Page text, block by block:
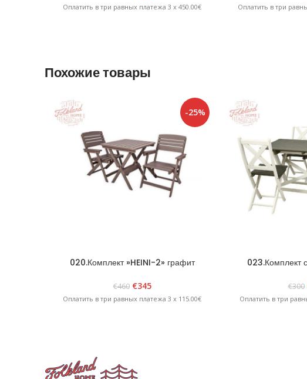
Оплатить в три равных платежа 3 x 450.00€ Оплатить в три
Похожие товары
-25%
020.Комплект »HEINI-2» графит
€460 €345
Оплатить в три равных платежа 3 x 115.00€
023.Комплект
€300
Оплатить в три